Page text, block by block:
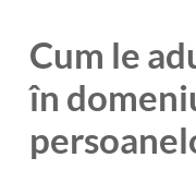
Cum le
în